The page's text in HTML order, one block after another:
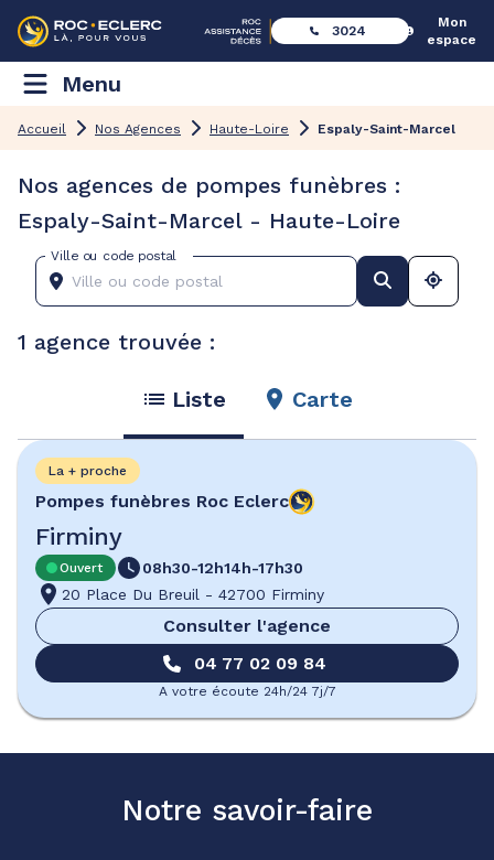
3024
Mon
espace
Menu
Accueil Nos Agences Haute-Loire Espaly-Saint-Marcel
Nos agences de pompes funèbres :
Espaly-Saint-Marcel - Haute-Loire
Ville ou code postal
1 agence trouvée :
Liste Carte
Pompes funèbres Roc Eclerc
Firminy
La + proche
Ouvert 08h30-12h14h-17h30
20 Place Du Breuil - 42700 Firminy
Consulter l'agence
04 77 02 09 84
A votre écoute 24h/24 7j/7
Notre savoir-faire